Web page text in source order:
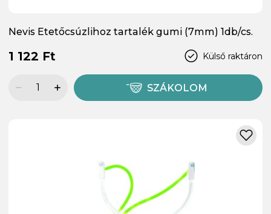
Nevis Etetőcsúzlihoz tartalék gumi (7mm) 1db/cs.
Külső raktáron
1 122 Ft
SZÁKOLOM